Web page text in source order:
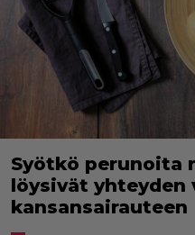
Syötkö perunoita
löysivät yhteyden
kansansairauteen